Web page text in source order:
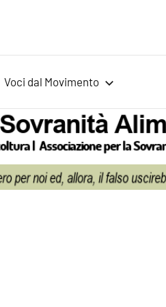
Voci dal Movimento